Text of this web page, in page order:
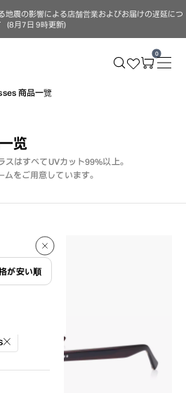
地震の影響による店舗営業およびお届けの遅延につ
（8月7日 9時更新）
0
商品一覽
览
はすべてUVカット99%以上。
をご用意しています。
が安い順